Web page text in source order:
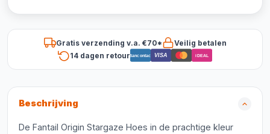
Gratis verzending v.a. €70*
Veilig betalen
14 dagen retourBancontact VISA iDEAL
Beschrijving
De Fantail Origin Stargaze Hoes in de prachtige kleur